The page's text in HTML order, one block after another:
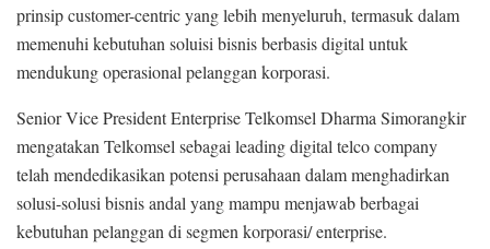
prinsip customer-centric yang lebih menyeluruh, termasuk dalam
memenuhi kebutuhan soluisi bisnis berbasis digital untuk
mendukung operasional pelanggan korporasi.
Senior Vice President Enterprise Telkomsel Dharma Simorangkir
mengatakan Telkomsel sebagai leading digital telco company
telah mendedikasikan potensi perusahaan dalam menghadirkan
solusi-solusi bisnis andal yang mampu menjawab berbagai
kebutuhan pelanggan di segmen korporasi/ enterprise.